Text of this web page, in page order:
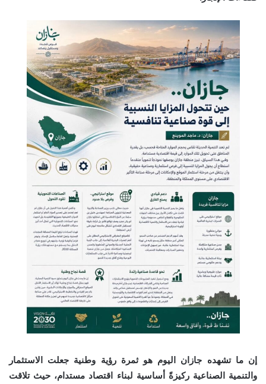
إن ما تشهده جازان اليوم هو ثمرة رؤية وطنية جعلت الاستثمار
والتنمية الصناعية ركيزةً أساسية لبناء اقتصاد مستدام، حيث تلاقت